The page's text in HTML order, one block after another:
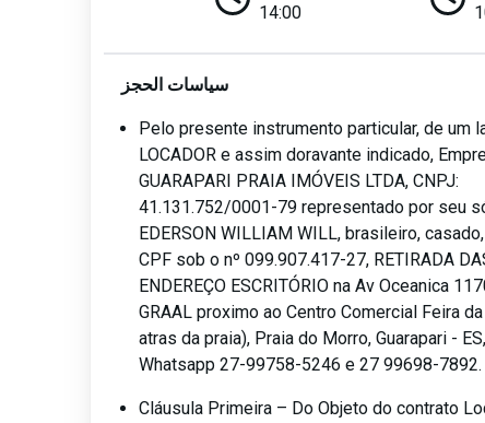
14:00
سياسات الحجز
Pelo presente instrumento particular, de um
LOCADOR e assim doravante indicado,
GUARAPARI PRAIA IMÓVEIS LTDA, CNPJ:
41.131.752/0001-79 representado por seu
EDERSON WILLIAM WILL, brasileiro,
CPF sob o nº 099.907.417-27, RETIRADA
ENDEREÇO ESCRITÓRIO na Av Oceanica
GRAAL proximo ao Centro Comercial Feira
atras da praia), Praia do Morro, Guarapari -
Whatsapp 27-99758-5246 e 27 99698-7892.
Cláusula Primeira – Do Objeto do contrato